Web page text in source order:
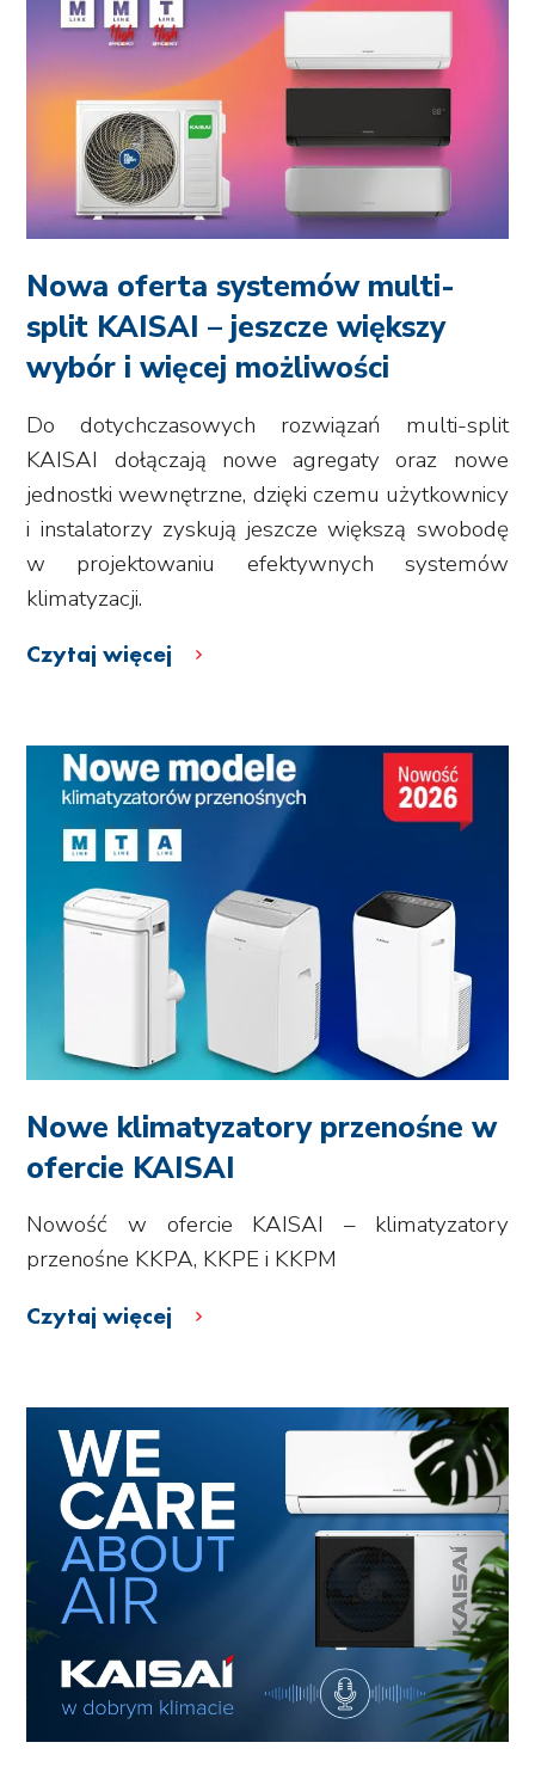
Nowa oferta systemów multi-
split KAISAI – jeszcze większy
wybór i więcej możliwości
Do dotychczasowych rozwiązań multi-split
KAISAI dołączają nowe agregaty oraz nowe
jednostki wewnętrzne, dzięki czemu użytkownicy
i instalatorzy zyskują jeszcze większą swobodę
w projektowaniu efektywnych systemów
klimatyzacji.
Czytaj więcej
Nowe klimatyzatory przenośne w
ofercie KAISAI
Nowość w ofercie KAISAI – klimatyzatory
przenośne KKPA, KKPE i KKPM
Czytaj więcej